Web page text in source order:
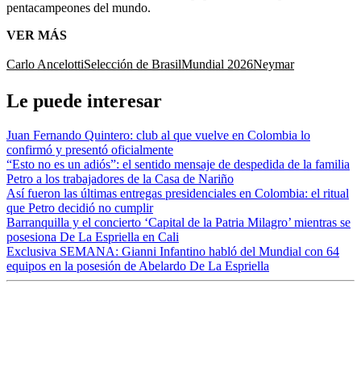
pentacampeones del mundo.
VER MÁS
Carlo AncelottiSelección de BrasilMundial 2026Neymar
Le puede interesar
Juan Fernando Quintero: club al que vuelve en Colombia lo
confirmó y presentó oficialmente
“Esto no es un adiós”: el sentido mensaje de despedida de la familia
Petro a los trabajadores de la Casa de Nariño
Así fueron las últimas entregas presidenciales en Colombia: el ritual
que Petro decidió no cumplir
Barranquilla y el concierto ‘Capital de la Patria Milagro’ mientras se
posesiona De La Espriella en Cali
Exclusiva SEMANA: Gianni Infantino habló del Mundial con 64
equipos en la posesión de Abelardo De La Espriella